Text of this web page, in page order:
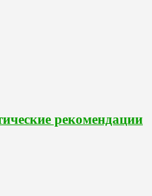
рекомендации